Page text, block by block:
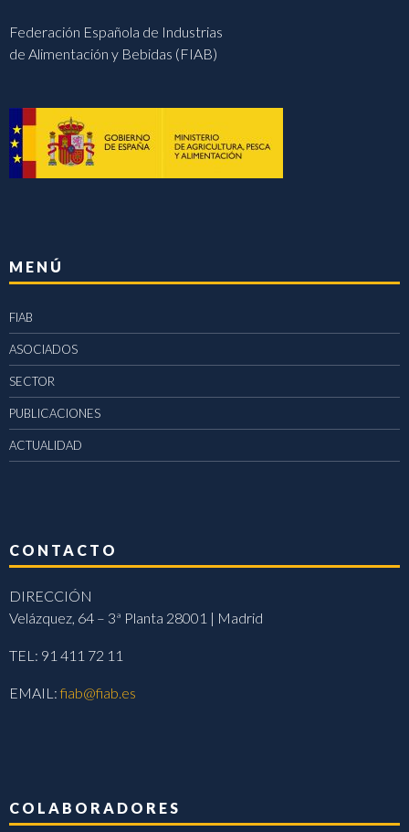
Federación Española de Industrias
de Alimentación y Bebidas (FIAB)
MENÚ
FIAB
ASOCIADOS
SECTOR
PUBLICACIONES
ACTUALIDAD
CONTACTO
DIRECCIÓN
Velázquez, 64 – 3ª Planta 28001 | Madrid
TEL: 91 411 72 11
EMAIL:fiab@fiab.es
COLABORADORES